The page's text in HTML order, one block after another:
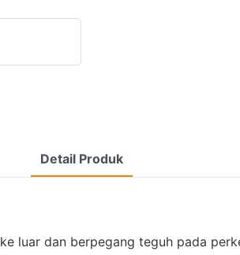
Detail Produk
luar dan berpegang teguh pada